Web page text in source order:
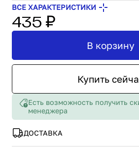
Бренды
Контакты
ВСЕ ХАРАКТЕРИСТИКИ
435 ₽
Купить
В корзину
Есть возможность получить
менеджера
ДОСТАВКА